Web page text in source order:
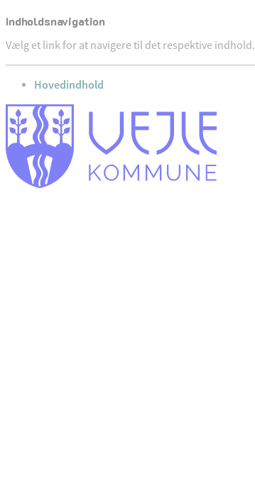
Indholdsnavigation
Vælg et link for at navigere til det respektive indhold.
gå til
Hovedindhold